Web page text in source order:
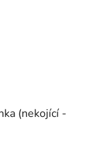
(nekojící -